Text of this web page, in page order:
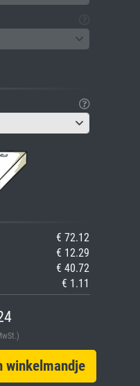
€ 72.12
€ 12.29
€ 40.72
€ 1.11